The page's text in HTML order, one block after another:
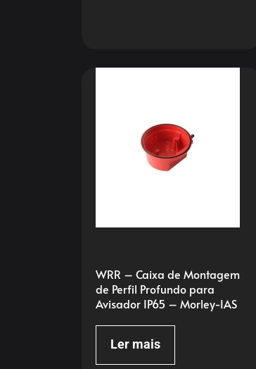
WRR – Caixa de Montagem
de Perfil Profundo para
Avisador IP65 – Morley-IAS
Ler mais